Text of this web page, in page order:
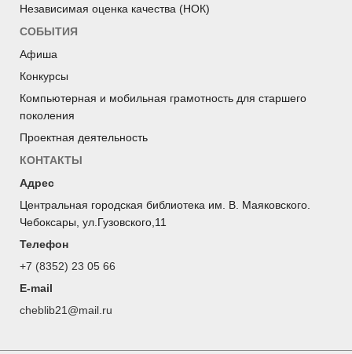
Независимая оценка качества (НОК)
СОБЫТИЯ
Афиша
Конкурсы
Компьютерная и мобильная грамотность для старшего
поколения
Проектная деятельность
КОНТАКТЫ
Адрес
Центральная городская библиотека им. В. Маяковского.
Чебоксары, ул.Гузовского,11
Телефон
+7 (8352) 23 05 66
E-mail
cheblib21@mail.ru